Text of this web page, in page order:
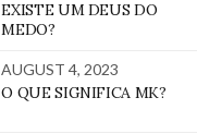
EXISTE UM DEUS DO
MEDO?
AUGUST 4, 2023
O QUE SIGNIFICA MK?